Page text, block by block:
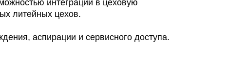
интеграции в цеховую
литейных цехов.
аспирации и сервисного доступа.